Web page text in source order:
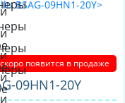
появится в продаже
09HN1-20Y